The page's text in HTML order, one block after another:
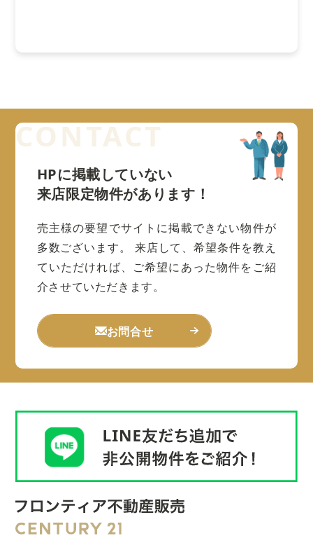
HPに掲載していない
来店限定物件があります！
売主様の要望でサイトに掲載できない物件が
多数ございます。
来店して、希望条件を教え
ていただければ、ご希望にあった物件をご紹
介させていただきます。
お問合せ